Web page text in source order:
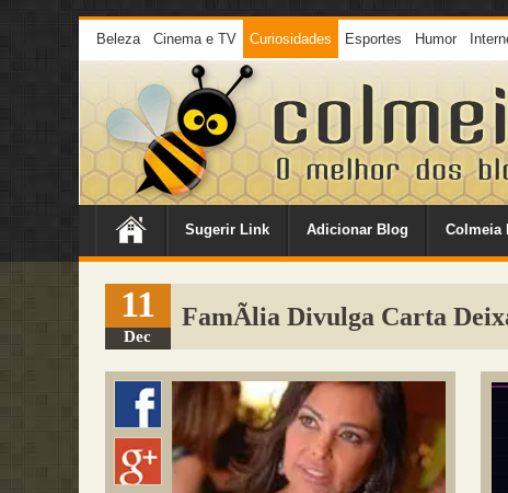
Beleza Cinema e TV Curiosidades Esportes Humor
Sugerir Link Adicionar Blog Colmeia
11
Dec
FamÃ­lia Divulga Carta